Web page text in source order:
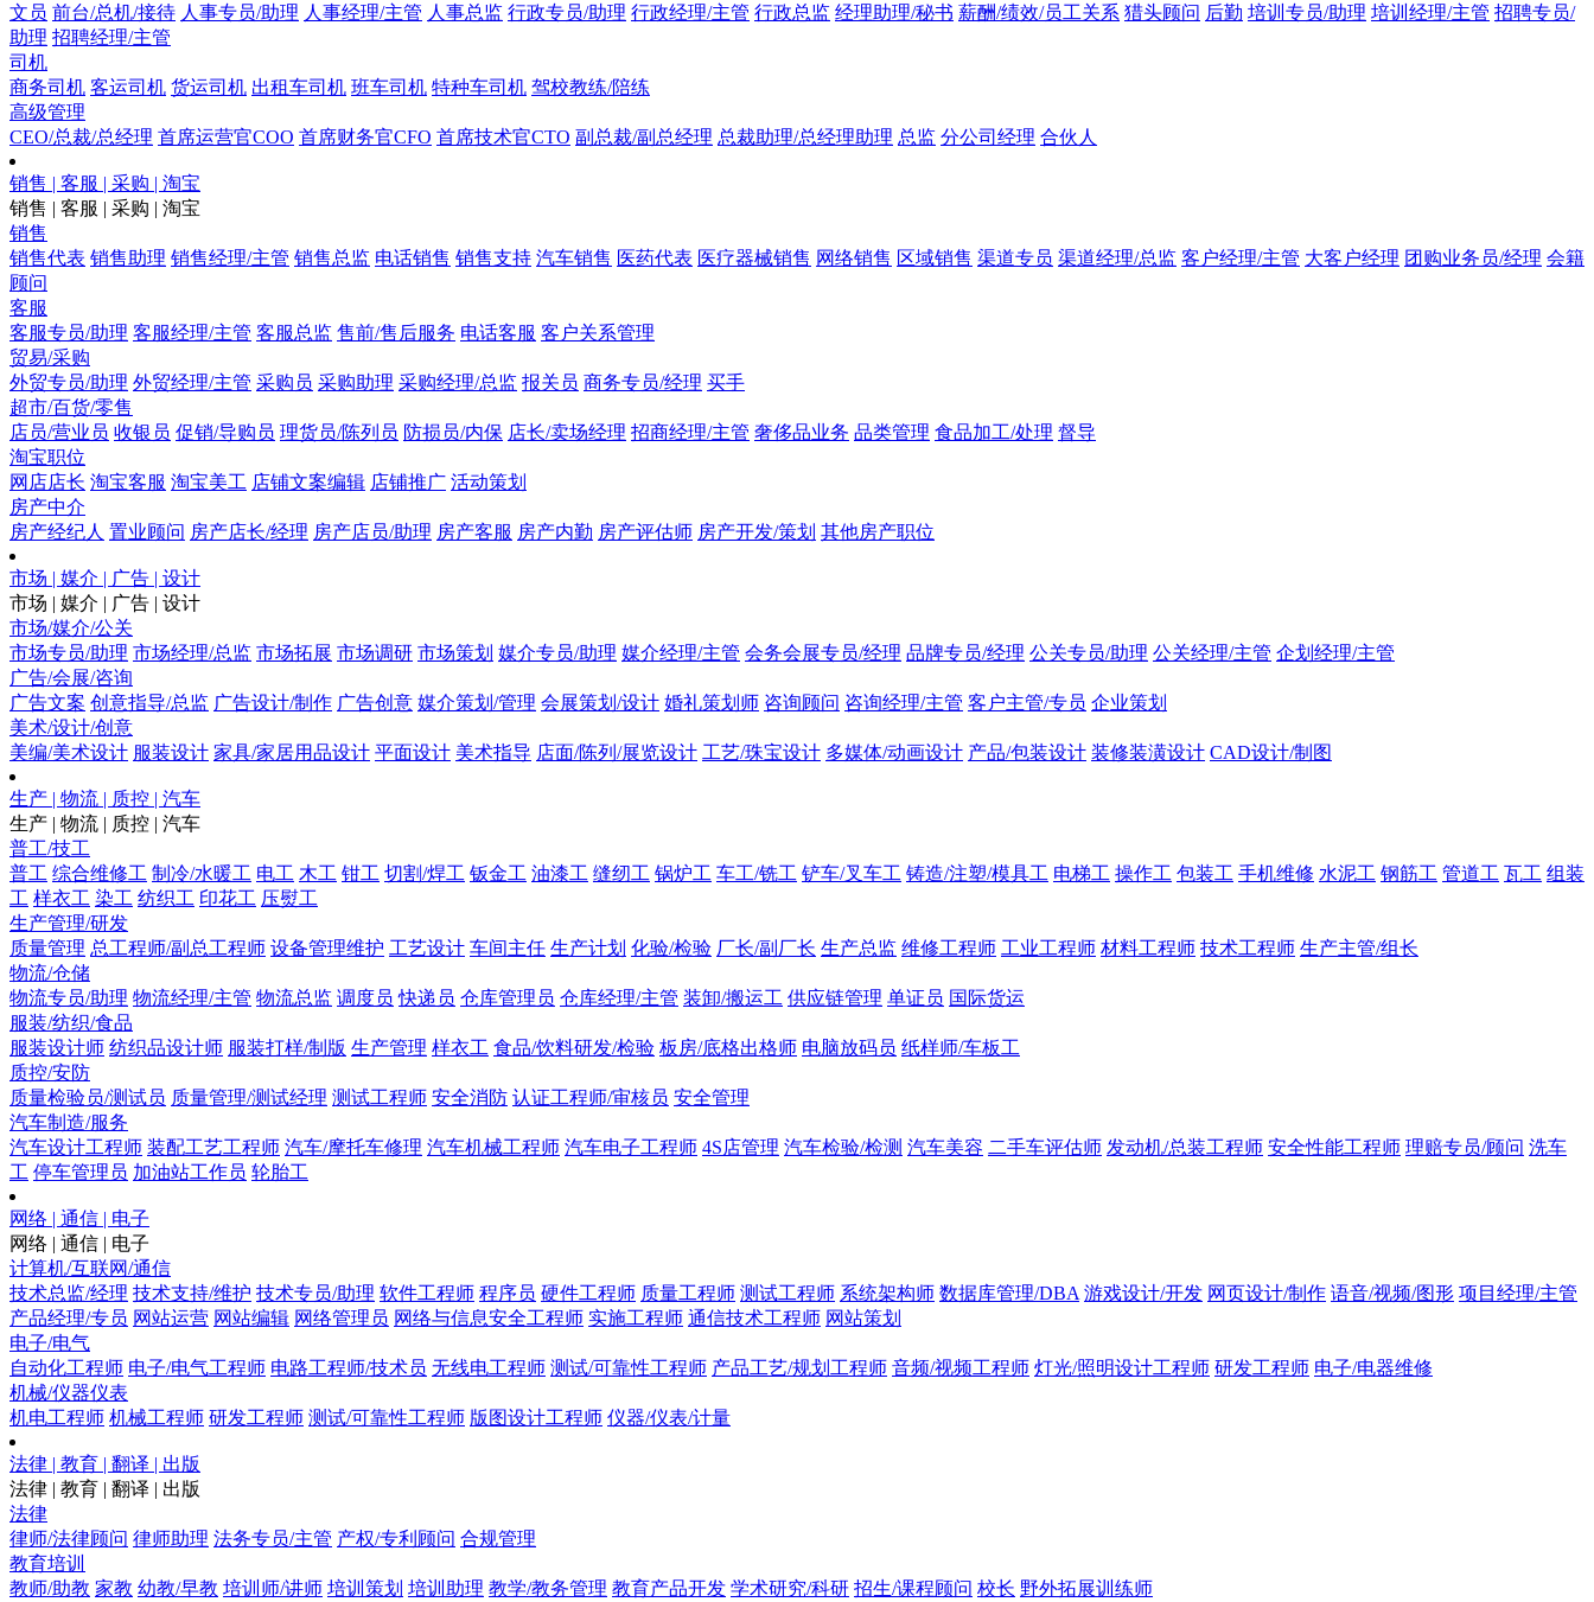
文员 前台/总机/接待 人事专员/助理 人事经理/主管 人事总监 行政专员/助理 行政经理/主管 行政总监 经理助理/秘书 薪酬/绩效/员工关系 猎头顾问 后勤 培训专员/助理 培训经理/主管 招聘专员/
助理 招聘经理/主管
司机
商务司机 客运司机 货运司机 出租车司机 班车司机 特种车司机 驾校教练/陪练
高级管理
CEO/总裁/总经理 首席运营官COO 首席财务官CFO 首席技术官CTO 副总裁/副总经理 总裁助理/总经理助理 总监 分公司经理 合伙人
销售 | 客服 | 采购 | 淘宝
销售 | 客服 | 采购 | 淘宝
销售
销售代表 销售助理 销售经理/主管 销售总监 电话销售 销售支持 汽车销售 医药代表 医疗器械销售 网络销售 区域销售 渠道专员 渠道经理/总监 客户经理/主管 大客户经理 团购业务员/经理 会籍
顾问
客服
客服专员/助理 客服经理/主管 客服总监 售前/售后服务 电话客服 客户关系管理
贸易/采购
外贸专员/助理 外贸经理/主管 采购员 采购助理 采购经理/总监 报关员 商务专员/经理 买手
超市/百货/零售
店员/营业员 收银员 促销/导购员 理货员/陈列员 防损员/内保 店长/卖场经理 招商经理/主管 奢侈品业务 品类管理 食品加工/处理 督导
淘宝职位
网店店长 淘宝客服 淘宝美工 店铺文案编辑 店铺推广 活动策划
房产中介
房产经纪人 置业顾问 房产店长/经理 房产店员/助理 房产客服 房产内勤 房产评估师 房产开发/策划 其他房产职位
市场 | 媒介 | 广告 | 设计
市场 | 媒介 | 广告 | 设计
市场/媒介/公关
市场专员/助理 市场经理/总监 市场拓展 市场调研 市场策划 媒介专员/助理 媒介经理/主管 会务会展专员/经理 品牌专员/经理 公关专员/助理 公关经理/主管 企划经理/主管
广告/会展/咨询
广告文案 创意指导/总监 广告设计/制作 广告创意 媒介策划/管理 会展策划/设计 婚礼策划师 咨询顾问 咨询经理/主管 客户主管/专员 企业策划
美术/设计/创意
美编/美术设计 服装设计 家具/家居用品设计 平面设计 美术指导 店面/陈列/展览设计 工艺/珠宝设计 多媒体/动画设计 产品/包装设计 装修装潢设计 CAD设计/制图
生产 | 物流 | 质控 | 汽车
生产 | 物流 | 质控 | 汽车
普工/技工
普工 综合维修工 制冷/水暖工 电工 木工 钳工 切割/焊工 钣金工 油漆工 缝纫工 锅炉工 车工/铣工 铲车/叉车工 铸造/注塑/模具工 电梯工 操作工 包装工 手机维修 水泥工 钢筋工 管道工 瓦工 组装
工 样衣工 染工 纺织工 印花工 压熨工
生产管理/研发
质量管理 总工程师/副总工程师 设备管理维护 工艺设计 车间主任 生产计划 化验/检验 厂长/副厂长 生产总监 维修工程师 工业工程师 材料工程师 技术工程师 生产主管/组长
物流/仓储
物流专员/助理 物流经理/主管 物流总监 调度员 快递员 仓库管理员 仓库经理/主管 装卸/搬运工 供应链管理 单证员 国际货运
服装/纺织/食品
服装设计师 纺织品设计师 服装打样/制版 生产管理 样衣工 食品/饮料研发/检验 板房/底格出格师 电脑放码员 纸样师/车板工
质控/安防
质量检验员/测试员 质量管理/测试经理 测试工程师 安全消防 认证工程师/审核员 安全管理
汽车制造/服务
汽车设计工程师 装配工艺工程师 汽车/摩托车修理 汽车机械工程师 汽车电子工程师 4S店管理 汽车检验/检测 汽车美容 二手车评估师 发动机/总装工程师 安全性能工程师 理赔专员/顾问 洗车
工 停车管理员 加油站工作员 轮胎工
网络 | 通信 | 电子
网络 | 通信 | 电子
计算机/互联网/通信
技术总监/经理 技术支持/维护 技术专员/助理 软件工程师 程序员 硬件工程师 质量工程师 测试工程师 系统架构师 数据库管理/DBA 游戏设计/开发 网页设计/制作 语音/视频/图形 项目经理/主管
产品经理/专员 网站运营 网站编辑 网络管理员 网络与信息安全工程师 实施工程师 通信技术工程师 网站策划
电子/电气
自动化工程师 电子/电气工程师 电路工程师/技术员 无线电工程师 测试/可靠性工程师 产品工艺/规划工程师 音频/视频工程师 灯光/照明设计工程师 研发工程师 电子/电器维修
机械/仪器仪表
机电工程师 机械工程师 研发工程师 测试/可靠性工程师 版图设计工程师 仪器/仪表/计量
法律 | 教育 | 翻译 | 出版
法律 | 教育 | 翻译 | 出版
法律
律师/法律顾问 律师助理 法务专员/主管 产权/专利顾问 合规管理
教育培训
教师/助教 家教 幼教/早教 培训师/讲师 培训策划 培训助理 教学/教务管理 教育产品开发 学术研究/科研 招生/课程顾问 校长 野外拓展训练师